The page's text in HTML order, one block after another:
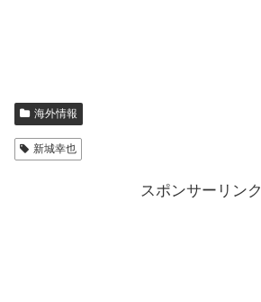
海外情報
新城幸也
スポンサーリンク